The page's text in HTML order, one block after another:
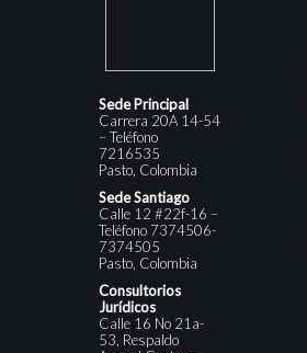
Sede Principal
Carrera 20A 14-54
– Teléfono
7216535
Pasto, Colombia
Sede Santiago
Calle 12 #22f-16 –
Teléfono 7374506-
7374505
Pasto, Colombia
Consultorios
Jurídicos
Calle 16 No 21a-
53, Respaldo